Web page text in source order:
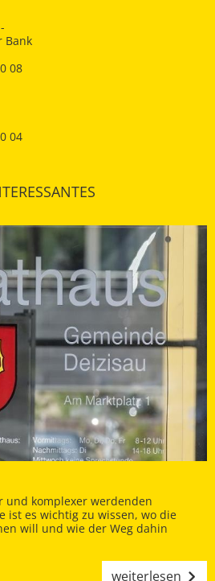
Bank
08
04
und komplexer werdenden
ist es wichtig zu wissen, wo die
will und wie der Weg dahin
weiterlesen